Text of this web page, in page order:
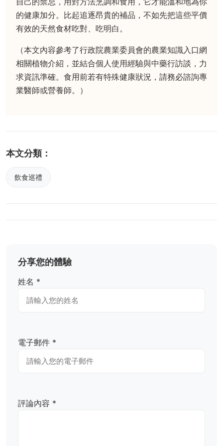
的健康加分。比起追逐昂貴的補品，不如先把這些平價
有效的天然食材吃對、吃明白。
（本文內容參考了行政院農業委員會的農業知識入口網
相關植物介紹，並結合個人使用經驗與中藥行訪談，力
求資訊準確。食用前若有特殊健康狀況，請務必諮詢專
業醫師或營養師。）
本文分類：
飲食巡禮
分享您的體驗
姓名 *
電子郵件 *
評論內容 *